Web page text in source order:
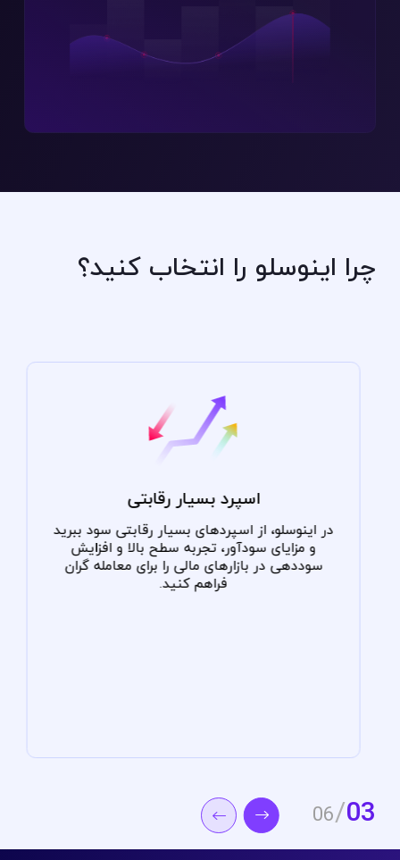
چرا اینوسلو را انتخاب کنید؟
ایمنی وجوه
در اینوسلو وجوه شما اولویت ما است. وجوه شما
کاملاً ایمن است و در حساب‌های مجزا در بانک‌های
سطح بالا نگهداری می‌شود و نهایت ایمنی را برای
سرمایه‌گذاری‌های شما تضمین می‌کند.
04
/
06